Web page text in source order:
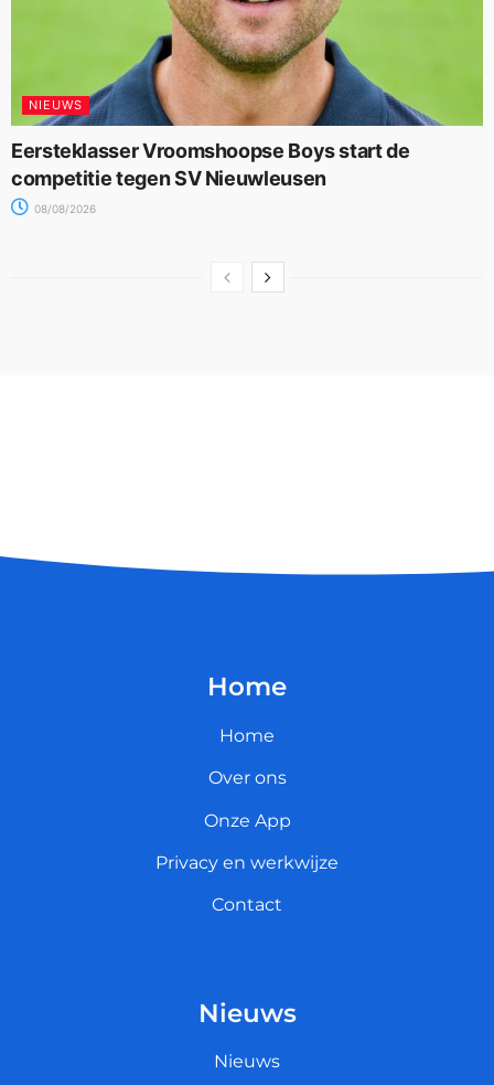
NIEUWS
Eersteklasser Vroomshoopse Boys start de
competitie tegen SV Nieuwleusen
08/08/2026
Home
Home
Over ons
Onze App
Privacy en werkwijze
Contact
Nieuws
Nieuws